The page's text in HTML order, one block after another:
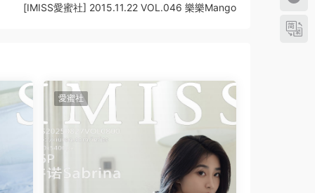
[IMISS愛蜜社] 2015.11.22 VOL.046 樂樂Mango
愛蜜社